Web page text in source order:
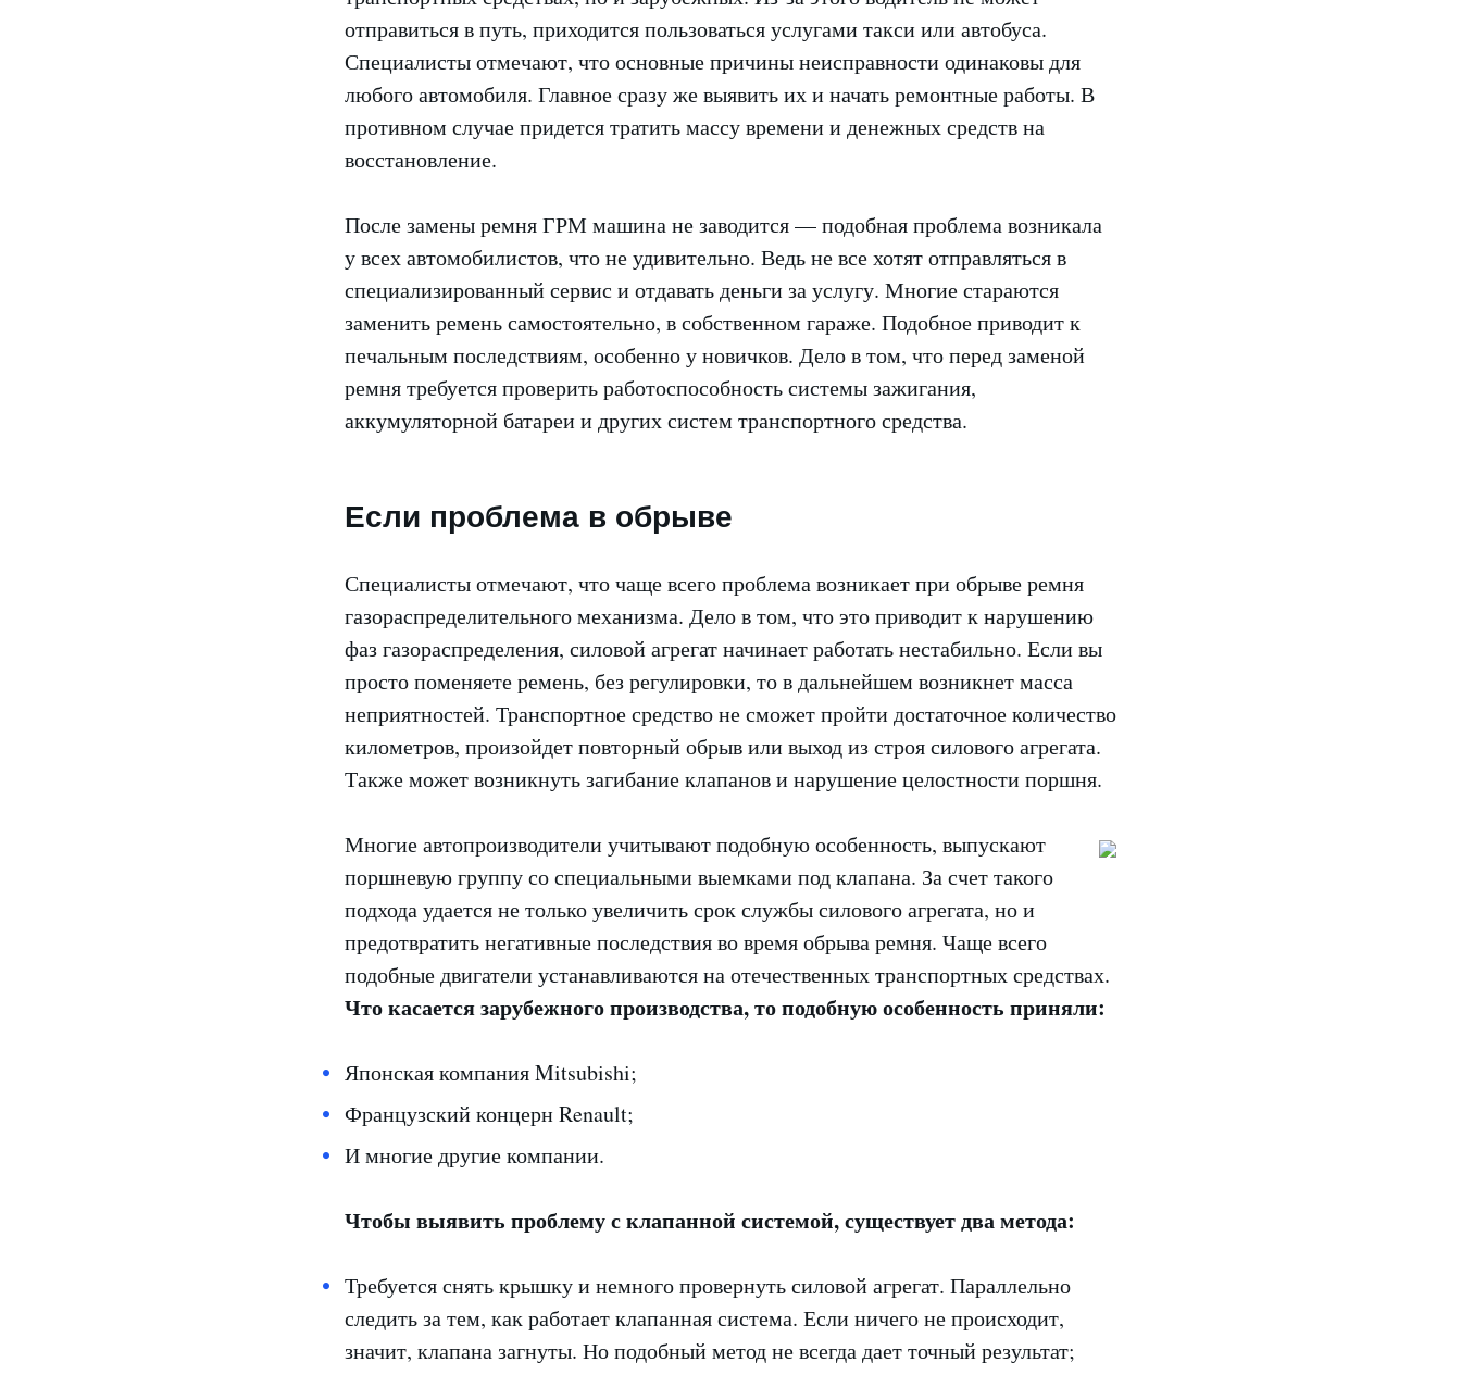
отправиться в путь, приходится пользоваться услугами такси или автобуса.
Специалисты отмечают, что основные причины неисправности одинаковы для
любого автомобиля. Главное сразу же выявить их и начать ремонтные работы. В
противном случае придется тратить массу времени и денежных средств на
восстановление.
После замены ремня ГРМ машина не заводится — подобная проблема возникала
у всех автомобилистов, что не удивительно. Ведь не все хотят отправляться в
специализированный сервис и отдавать деньги за услугу. Многие стараются
заменить ремень самостоятельно, в собственном гараже. Подобное приводит к
печальным последствиям, особенно у новичков. Дело в том, что перед заменой
ремня требуется проверить работоспособность системы зажигания,
аккумуляторной батареи и других систем транспортного средства.
Если проблема в обрыве
Специалисты отмечают, что чаще всего проблема возникает при обрыве ремня
газораспределительного механизма. Дело в том, что это приводит к нарушению
фаз газораспределения, силовой агрегат начинает работать нестабильно. Если вы
просто поменяете ремень, без регулировки, то в дальнейшем возникнет масса
неприятностей. Транспортное средство не сможет пройти достаточное количество
километров, произойдет повторный обрыв или выход из строя силового агрегата.
Также может возникнуть загибание клапанов и нарушение целостности поршня.
Многие автопроизводители учитывают подобную особенность, выпускают
поршневую группу со специальными выемками под клапана. За счет такого
подхода удается не только увеличить срок службы силового агрегата, но и
предотвратить негативные последствия во время обрыва ремня. Чаще всего
подобные двигатели устанавливаются на отечественных транспортных средствах.
Что касается зарубежного производства, то подобную особенность приняли:
Японская компания Mitsubishi;
Французский концерн Renault;
И многие другие компании.
Чтобы выявить проблему с клапанной системой, существует два метода:
Требуется снять крышку и немного провернуть силовой агрегат. Параллельно
следить за тем, как работает клапанная система. Если ничего не происходит,
значит, клапана загнуты. Но подобный метод не всегда дает точный результат;